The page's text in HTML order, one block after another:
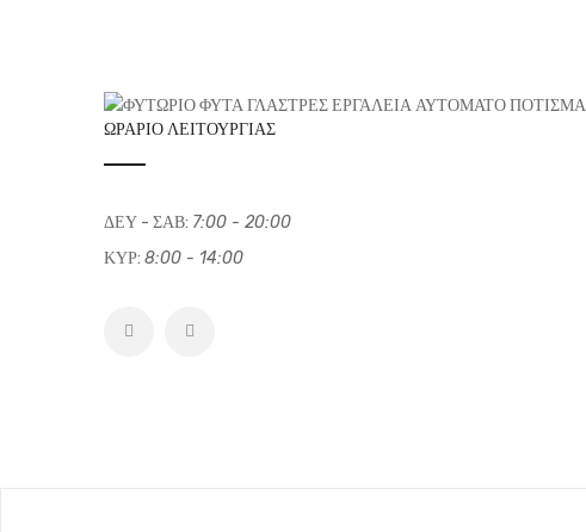
ΩΡΆΡΙΟ ΛΕΙΤΟΥΡΓΊΑΣ
ΔΕΥ - ΣΑΒ: 7:00 - 20:00
ΚΥΡ: 8:00 - 14:00